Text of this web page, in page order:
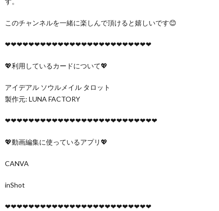
このチャンネルを一緒に楽しんで頂けると嬉しいです😊
❤︎❤︎❤︎❤︎❤︎❤︎❤︎❤︎❤︎❤︎❤︎❤︎❤︎❤︎❤︎❤︎❤︎❤︎❤︎❤︎❤︎❤︎❤︎❤︎❤︎
💖利用しているカードについて💖
アイデアル ソウルメイル タロット
製作元: LUNA FACTORY
❤︎❤︎❤︎❤︎❤︎❤︎❤︎❤︎❤︎❤︎❤︎❤︎❤︎❤︎❤︎❤︎❤︎❤︎❤︎❤︎❤︎❤︎❤︎❤︎❤︎❤︎
💖動画編集に使っているアプリ💖
CANVA
inShot
❤︎❤︎❤︎❤︎❤︎❤︎❤︎❤︎❤︎❤︎❤︎❤︎❤︎❤︎❤︎❤︎❤︎❤︎❤︎❤︎❤︎❤︎❤︎❤︎❤︎